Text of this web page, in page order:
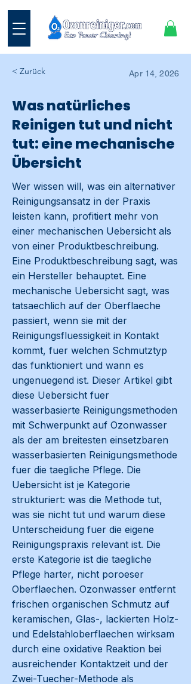
< Zurück Apr 14, 2026
Was natürliches
Reinigen tut und nicht
tut: eine mechanische
Übersicht
Wer wissen will, was ein alternativer
Reinigungsansatz in der Praxis
leisten kann, profitiert mehr von
einer mechanischen Uebersicht als
von einer Produktbeschreibung.
Eine Produktbeschreibung sagt, was
ein Hersteller behauptet. Eine
mechanische Uebersicht sagt, was
tatsaechlich auf der Oberflaeche
passiert, wenn sie mit der
Reinigungsfluessigkeit in Kontakt
kommt, fuer welchen Schmutztyp
das funktioniert und wann es
ungenuegend ist. Dieser Artikel gibt
diese Uebersicht fuer
wasserbasierte Reinigungsmethoden
mit Schwerpunkt auf Ozonwasser
als der am breitesten einsetzbaren
wasserbasierten Reinigungsmethode
fuer die taegliche Pflege. Die
Uebersicht ist je Kategorie
strukturiert: was die Methode tut,
was sie nicht tut und warum diese
Unterscheidung fuer die eigene
Reinigungspraxis relevant ist. Die
erste Kategorie ist die taegliche
Pflege harter, nicht poroeser
Oberflaechen. Ozonwasser entfernt
frischen organischen Schmutz auf
keramischen, Glas-, lackierten Holz-
und Edelstahloberflaechen wirksam
durch eine oxidative Reaktion bei
ausreichender Kontaktzeit und der
Zwei-Tuecher-Methode als